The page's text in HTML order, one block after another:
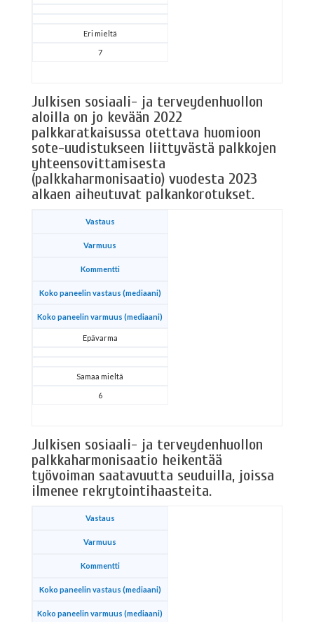
Eri mieltä
7
Julkisen sosiaali- ja terveydenhuollon
aloilla on jo kevään 2022
palkkaratkaisussa otettava huomioon
sote-uudistukseen liittyvästä palkkojen
yhteensovittamisesta
(palkkaharmonisaatio) vuodesta 2023
alkaen aiheutuvat palkankorotukset.
Vastaus
Varmuus
Kommentti
Koko paneelin vastaus (mediaani)
Koko paneelin varmuus (mediaani)
Epävarma
Samaa mieltä
6
Julkisen sosiaali- ja terveydenhuollon
palkkaharmonisaatio heikentää
työvoiman saatavuutta seuduilla, joissa
ilmenee rekrytointihaasteita.
Vastaus
Varmuus
Kommentti
Koko paneelin vastaus (mediaani)
Koko paneelin varmuus (mediaani)